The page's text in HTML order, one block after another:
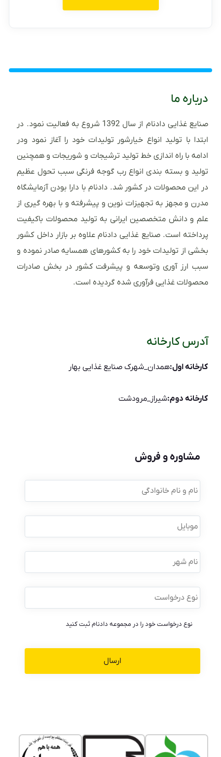
درباره ما
صنایع غذایی دادنام از سال 1392 شروع به فعالیت نمود. در
ابتدا با تولید انواع خیارشور تولیدات خود را آغاز نمود ودر
ادامه با راه اندازی خط تولید ترشیجات و شوریجات و همچنین
تولید و بسته بندی انواع رب گوجه فرنگی سبب تحول عظیم
در این محصولات در کشور شد. دادنام با دارا بودن آزمایشگاه
مدرن و مجهز به تجهیزات نوین و پیشرفته و با بهره گیری از
علم و دانش متخصصین ایرانی به تولید محصولات باکیفیت
پرداخته است. صنایع غذایی دادنام علاوه بر بازار داخل کشور
بخشی از تولیدات خود را به کشورهای همسایه صادر نموده و
سبب ارز آوری وتوسعه و پیشرفت کشور در بخش صادرات
محصولات غذایی فرآوری شده گردیده است.
آدرس کارخانه
کارخانه اول:همدان_شهرک صنایع غذایی بهار
کارخانه دوم:شیراز_مرودشت
مشاوره و فروش
نام
و
نام
موبایل *
نام
شهر
نوع
درخواست *
نوع درخواست خود را در مجموعه دادنام ثبت کنید